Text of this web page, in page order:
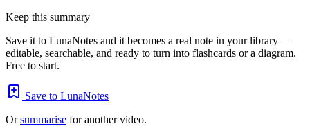
Keep this summary
Save it to LunaNotes and it becomes a real note in your library —
editable, searchable, and ready to turn into flashcards or a diagram.
Free to start.
Save to LunaNotes
Orsummarise for another video.